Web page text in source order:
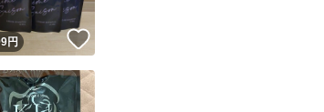
フリマの基準をクリアした安心・安全なユーザーです
ーザーはYahoo!フリマの取引を完了させた実績があります
止されています
です
円